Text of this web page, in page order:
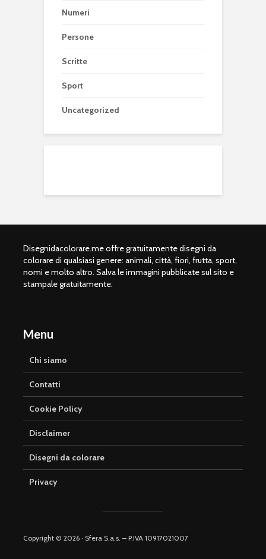
Numeri
Persone
Scritte
Sport
Uncategorized
Disegnidacolorare.me offre gratuitamente disegni da
colorare di qualsiasi genere: animali, città, fiori, frutta, sport,
nomi e molto altro. Salva le immagini pubblicate sul sito e
stampale gratuitamente.
Menu
Chi siamo
Contatti
Cookie Policy
Disclaimer
Disegni da colorare
Privacy
Copyright © 2026 · Sfera S.a.s. – P.IVA 10917021007